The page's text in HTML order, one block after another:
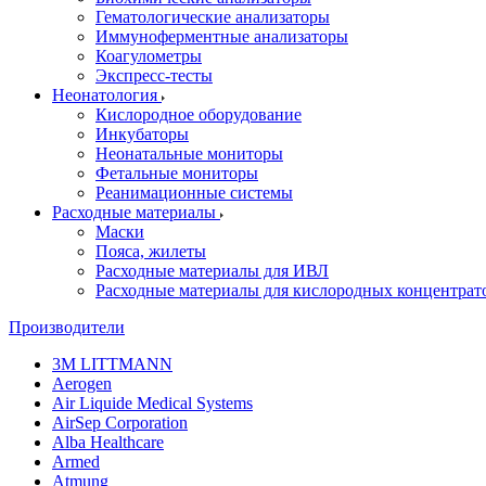
Гематологические анализаторы
Иммуноферментные анализаторы
Коагулометры
Экспресс-тесты
Неонатология
Кислородное оборудование
Инкубаторы
Неонатальные мониторы
Фетальные мониторы
Реанимационные системы
Расходные материалы
Маски
Пояса, жилеты
Расходные материалы для ИВЛ
Расходные материалы для кислородных
Производители
3M LITTMANN
Aerogen
Air Liquide Medical Systems
AirSep Corporation
Alba Healthcare
Armed
Atmung